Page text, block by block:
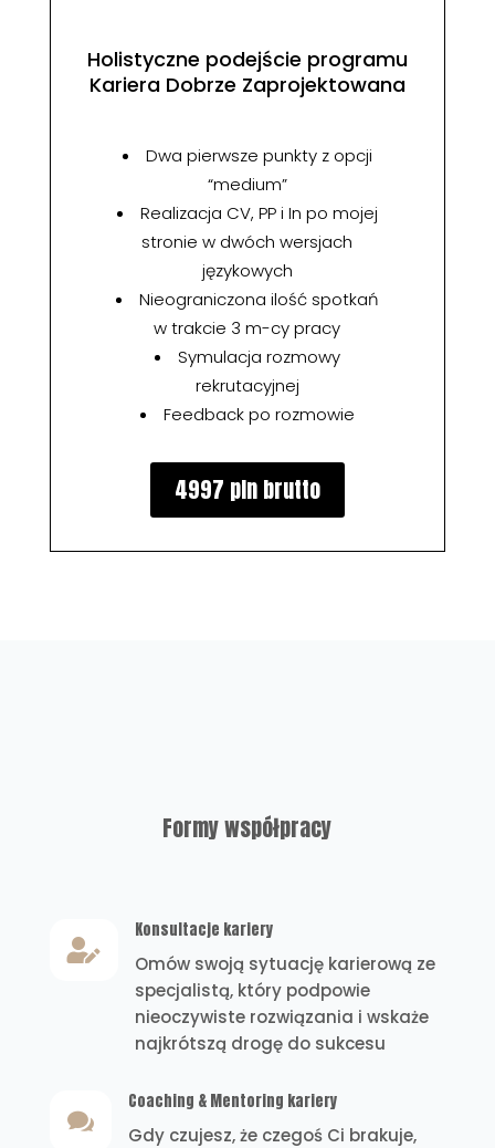
Holistyczne podejście programu
Kariera Dobrze Zaprojektowana
Dwa pierwsze punkty z opcji
“medium”
Realizacja CV, PP i In po mojej
stronie w dwóch wersjach
językowych
Nieograniczona ilość spotkań
w trakcie 3 m-cy pracy
Symulacja rozmowy
rekrutacyjnej
Feedback po rozmowie
4997 pln brutto
Formy współpracy

Konsultacje kariery
Omów swoją sytuację karierową ze
specjalistą, który podpowie
nieoczywiste rozwiązania i wskaże
najkrótszą drogę do sukcesu

Coaching & Mentoring kariery
Gdy czujesz, że czegoś Ci brakuje,